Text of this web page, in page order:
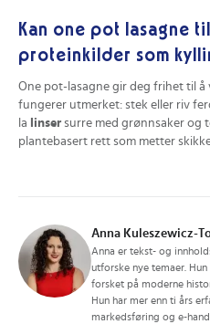
Kan one pot lasagne
proteinkilder som
One pot-lasagne gir deg frihet til
fungerer utmerket: stek eller riv
la
linser surre med grønnsaker og
plantebasert rett som metter
Anna Kuleszewicz-
Anna er tekst- og
utforske nye temaer.
forsket på moderne
Hun har mer enn ti års
markedsføring og e-